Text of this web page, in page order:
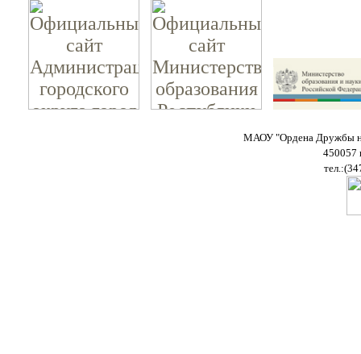
МАОУ "Ордена Дружбы
450057